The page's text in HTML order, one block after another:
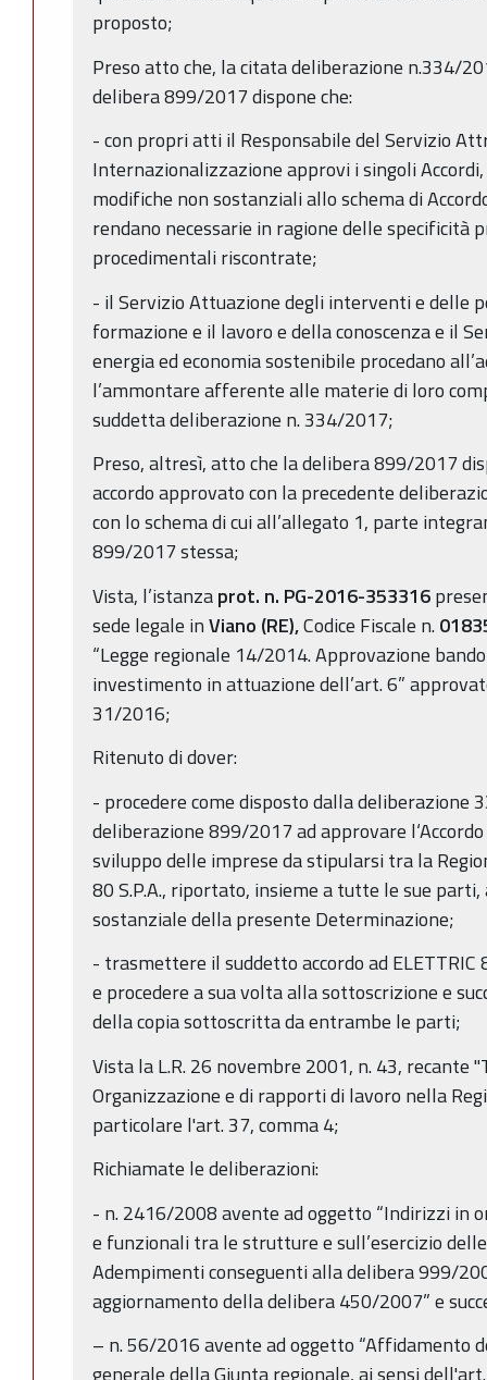
proposto;
Preso atto che, la citata deliberazione n.334/
delibera 899/2017 dispone che:
- con propri atti il Responsabile del Servizio
Internazionalizzazione approvi i singoli
modifiche non sostanziali allo schema di
rendano necessarie in ragione delle specificità
procedimentali riscontrate;
- il Servizio Attuazione degli interventi e delle
formazione e il lavoro e della conoscenza e il
energia ed economia sostenibile procedano
l’ammontare afferente alle materie di loro
suddetta deliberazione n. 334/2017;
Preso, altresì, atto che la delibera 899/2017
accordo approvato con la precedente
con lo schema di cui all’allegato 1, parte
899/2017 stessa;
Vista, l’istanzaprot. n. PG-2016-353316
sede legale inViano (RE),Codice Fiscale n.
“Legge regionale 14/2014. Approvazione
investimento in attuazione dell’art. 6”
31/2016;
Ritenuto di dover:
- procedere come disposto dalla deliberazione
deliberazione 899/2017 ad approvare
sviluppo delle imprese da stipularsi tra la
80 S.P.A., riportato, insieme a tutte le sue
sostanziale della presente Determinazione;
- trasmettere il suddetto accordo ad ELETTRIC
e procedere a sua volta alla sottoscrizione e
della copia sottoscritta da entrambe le parti;
Vista la L.R. 26 novembre 2001, n. 43, recante
Organizzazione e di rapporti di lavoro nella
particolare l'art. 37, comma 4;
Richiamate le deliberazioni:
- n. 2416/2008 avente ad oggetto “Indirizzi in
e funzionali tra le strutture e sull’esercizio
Adempimenti conseguenti alla delibera 999/
aggiornamento della delibera 450/2007” e
– n. 56/2016 avente ad oggetto “Affidamento